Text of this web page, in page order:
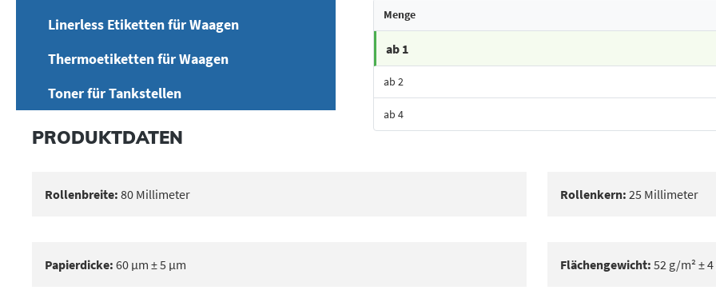
Linerless Etiketten für Waagen
Thermoetiketten für Waagen
Toner für Tankstellen
Menge
ab 1
ab 2
ab 4
Bestes Angebot
PRODUKTDATEN
Rollenbreite: 80 Millimeter Rollenkern: 25 Millimeter
Papierdicke: 60 μm ± 5 μm Flächengewicht: 52 g/m² ±